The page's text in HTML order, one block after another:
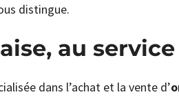
distingue.
au
dans l’achat et la vente d’